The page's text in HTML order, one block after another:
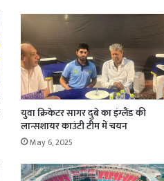
युवा क्रिकेटर सागर दुबे का इंग्लैंड की
लान्सशायर काउंटी टीम में चयन
May 6, 2025